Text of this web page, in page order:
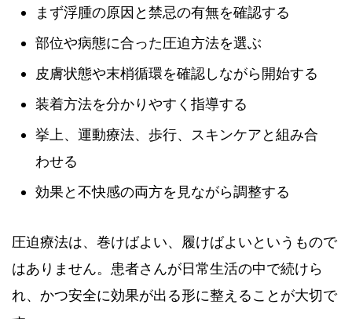
まず浮腫の原因と禁忌の有無を確認する
部位や病態に合った圧迫方法を選ぶ
皮膚状態や末梢循環を確認しながら開始する
装着方法を分かりやすく指導する
挙上、運動療法、歩行、スキンケアと組み合
わせる
効果と不快感の両方を見ながら調整する
圧迫療法は、巻けばよい、履けばよいというもので
はありません。患者さんが日常生活の中で続けら
れ、かつ安全に効果が出る形に整えることが大切で